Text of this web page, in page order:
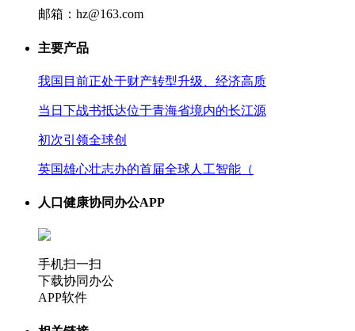
邮箱：hz@163.com
主要产品
我国目前正处于财产转型升级、经济高质
当日下战书抵达位于青海省境内的长江源
初次引领全球创
英国雄心壮志办的首届全球人工智能（
人口健康协同办公APP
手机扫一扫
下载协同办公
APP软件